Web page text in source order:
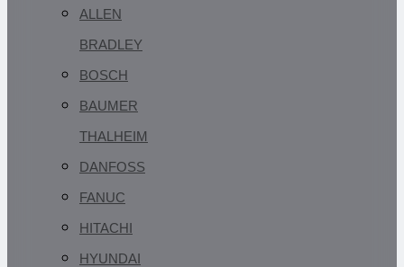
ALLEN
BRADLEY
BOSCH
BAUMER
THALHEIM
DANFOSS
FANUC
HITACHI
HYUNDAI